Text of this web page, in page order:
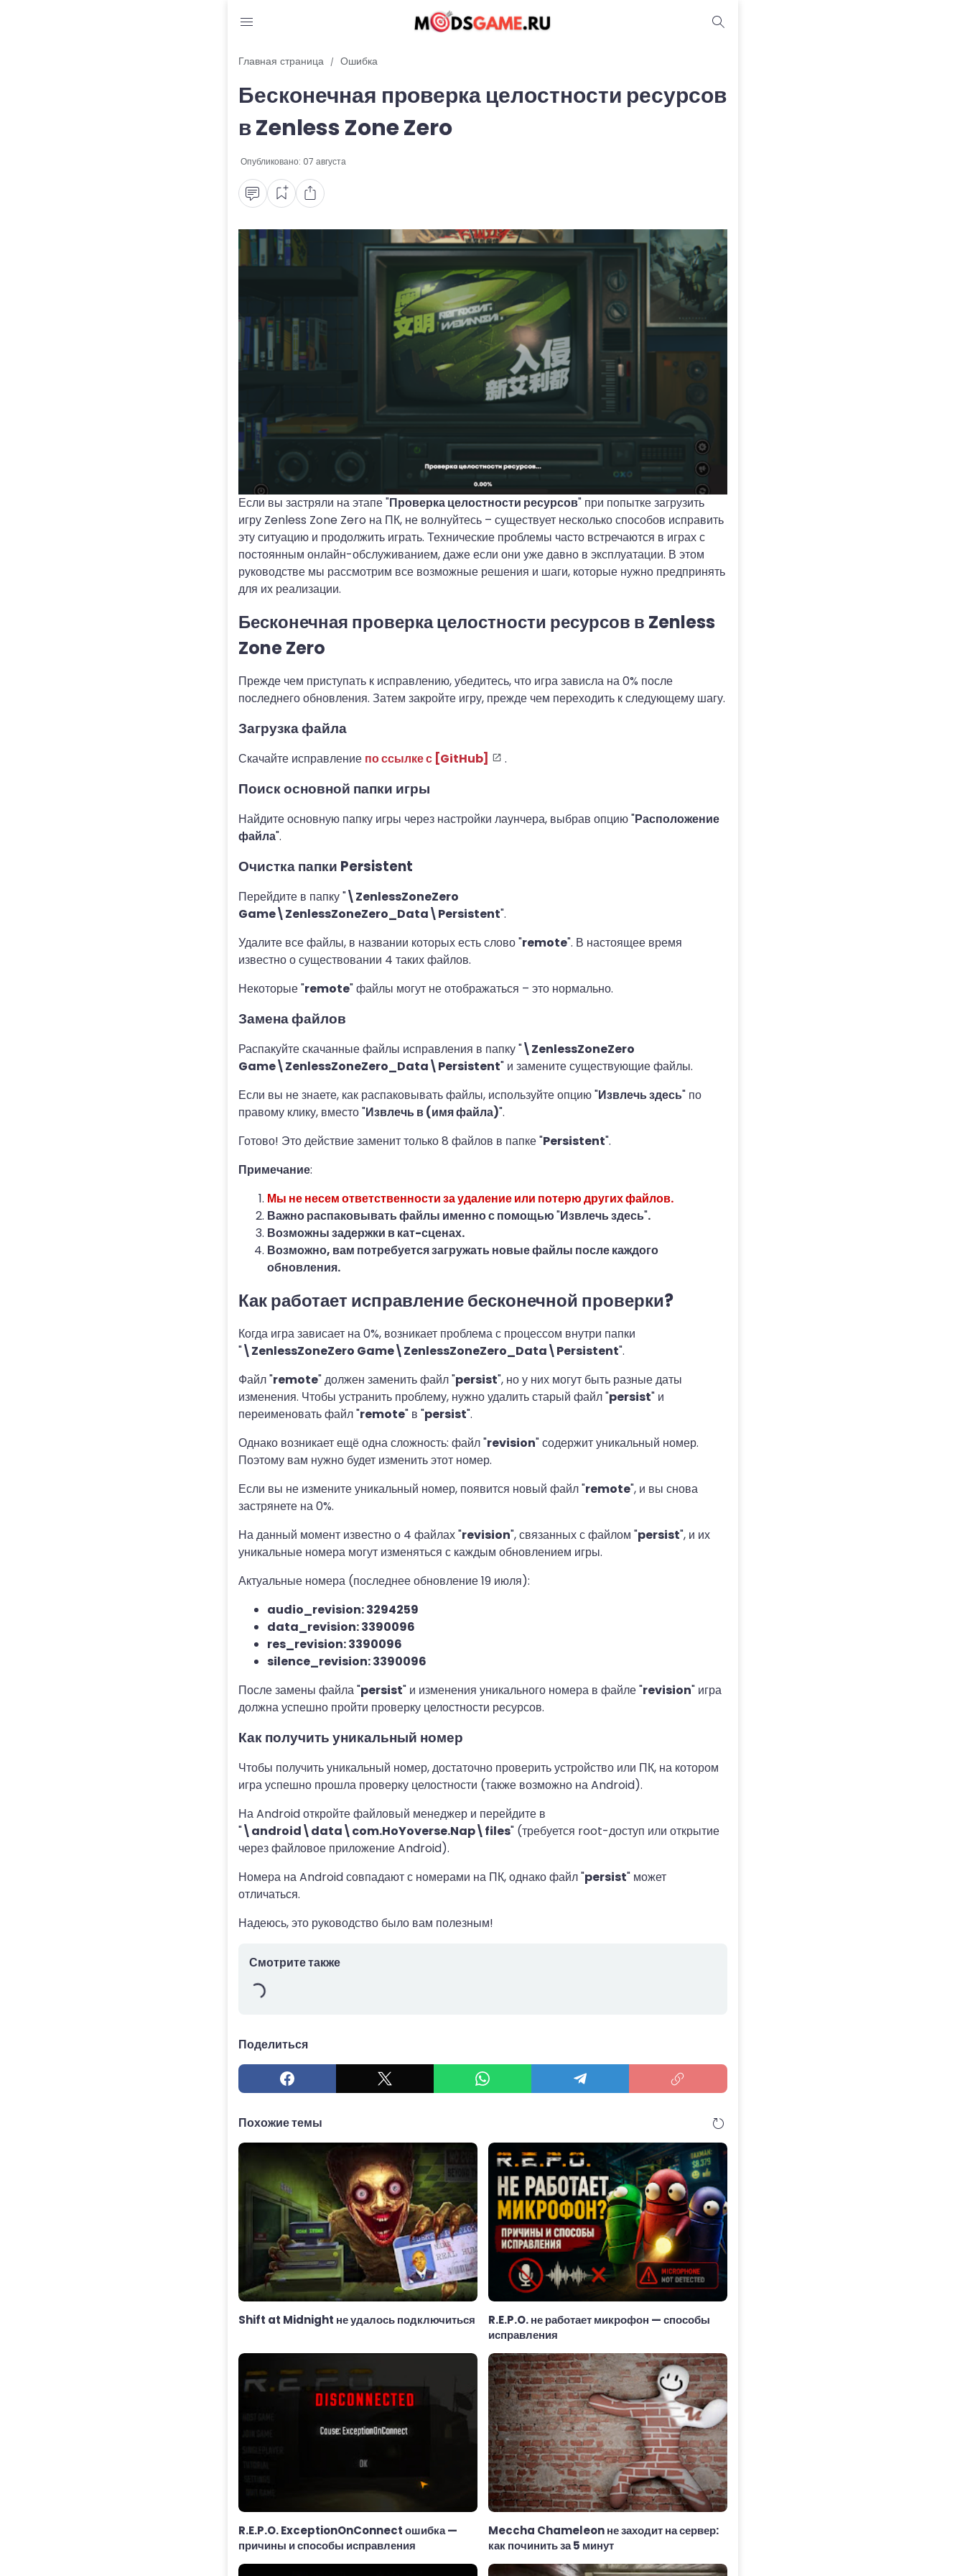
Блог
Читы и коды
Промокоды
Ошибки
Руководства
Roblox
Главная страница Ошибка
Бесконечная проверка целостности ресурсов
в Zenless Zone Zero
Опубликовано: 07 августа
Если вы застряли на этапе "Проверка целостности ресурсов" при попытке загрузить
игру Zenless Zone Zero на ПК, не волнуйтесь – существует несколько способов исправить
эту ситуацию и продолжить играть. Технические проблемы часто встречаются в играх с
постоянным онлайн-обслуживанием, даже если они уже давно в эксплуатации. В этом
руководстве мы рассмотрим все возможные решения и шаги, которые нужно предпринять
для их реализации.
Бесконечная проверка целостности ресурсов в Zenless
Zone Zero
Прежде чем приступать к исправлению, убедитесь, что игра зависла на 0% после
последнего обновления. Затем закройте игру, прежде чем переходить к следующему шагу.
Загрузка файла
Скачайте исправление по ссылке с [GitHub] .
Поиск основной папки игры
Найдите основную папку игры через настройки лаунчера, выбрав опцию "Расположение
файла".
Очистка папки Persistent
Перейдите в папку "\ZenlessZoneZero
Game\ZenlessZoneZero_Data\Persistent".
Удалите все файлы, в названии которых есть слово "remote". В настоящее время
известно о существовании 4 таких файлов.
Некоторые "remote" файлы могут не отображаться – это нормально.
Замена файлов
Распакуйте скачанные файлы исправления в папку "\ZenlessZoneZero
Game\ZenlessZoneZero_Data\Persistent" и замените существующие файлы.
Если вы не знаете, как распаковывать файлы, используйте опцию "Извлечь здесь" по
правому клику, вместо "Извлечь в (имя файла)".
Готово! Это действие заменит только 8 файлов в папке "Persistent".
Примечание:
Мы не несем ответственности за удаление или потерю других файлов.
Важно распаковывать файлы именно с помощью"Извлечь здесь".
Возможны задержки в кат-сценах.
Возможно, вам потребуется загружать новые файлы после каждого
обновления.
Как работает исправление бесконечной проверки?
Когда игра зависает на 0%, возникает проблема с процессом внутри папки
"\ZenlessZoneZero Game\ZenlessZoneZero_Data\Persistent".
Файл "remote" должен заменить файл "persist", но у них могут быть разные даты
изменения. Чтобы устранить проблему, нужно удалить старый файл "persist" и
переименовать файл "remote" в "persist".
Однако возникает ещё одна сложность: файл "revision" содержит уникальный номер.
Поэтому вам нужно будет изменить этот номер.
Если вы не измените уникальный номер, появится новый файл "remote", и вы снова
застрянете на 0%.
На данный момент известно о 4 файлах "revision", связанных с файлом "persist", и их
уникальные номера могут изменяться с каждым обновлением игры.
Актуальные номера (последнее обновление 19 июля):
audio_revision: 3294259
data_revision: 3390096
res_revision: 3390096
silence_revision: 3390096
После замены файла "persist" и изменения уникального номера в файле "revision" игра
должна успешно пройти проверку целостности ресурсов.
Как получить уникальный номер
Чтобы получить уникальный номер, достаточно проверить устройство или ПК, на котором
игра успешно прошла проверку целостности (также возможно на Android).
На Android откройте файловый менеджер и перейдите в
"\android\data\com.HoYoverse.Nap\files" (требуется root-доступ или открытие
через файловое приложение Android).
Номера на Android совпадают с номерами на ПК, однако файл "persist" может
отличаться.
Надеюсь, это руководство было вам полезным!
Смотрите также
Поделиться
Похожие темы
Shift at Midnight не удалось подключиться
R.E.P.O. не работает микрофон — способы
исправления
R.E.P.O. ExceptionOnConnect ошибка —
причины и способы исправления
Meccha Chameleon не заходит на сервер:
как починить за 5 минут